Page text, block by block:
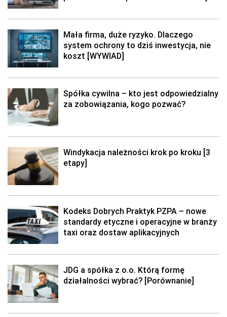
Mała firma, duże ryzyko. Dlaczego
system ochrony to dziś inwestycja, nie
koszt [WYWIAD]
Spółka cywilna – kto jest odpowiedzialny
za zobowiązania, kogo pozwać?
Windykacja należności krok po kroku [3
etapy]
Kodeks Dobrych Praktyk PZPA – nowe
standardy etyczne i operacyjne w branży
taxi oraz dostaw aplikacyjnych
JDG a spółka z o.o. Którą formę
działalności wybrać? [Porównanie]